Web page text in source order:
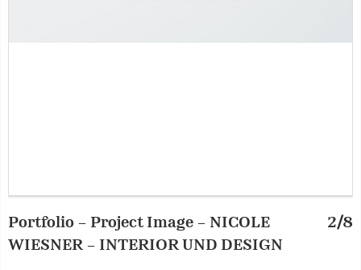
Portfolio – Project Image – NICOLE
WIESNER – INTERIOR UND DESIGN
2/8